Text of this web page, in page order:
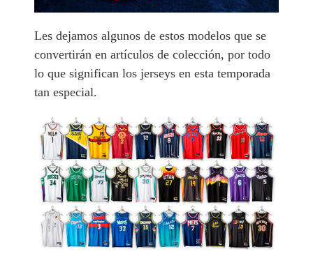
Les dejamos algunos de estos modelos que se
convertirán en artículos de colección, por todo
lo que significan los jerseys en esta temporada
tan especial.